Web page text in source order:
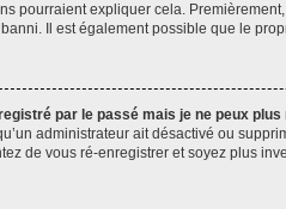
pourraient expliquer cela.
banni. Il est également possible que le
par le passé mais je ne peux plus
administrateur ait désactivé ou
de vous ré-enregistrer et soyez plus